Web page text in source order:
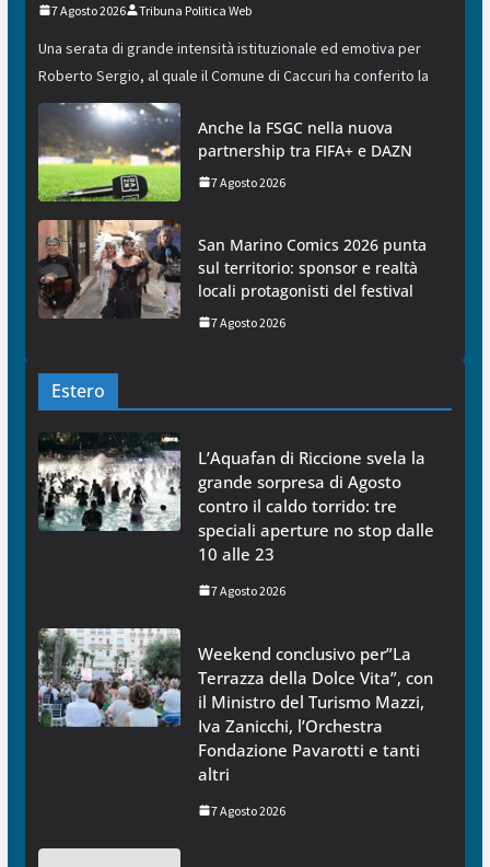
7 Agosto 2026 Tribuna Politica Web
Una serata di grande intensità istituzionale ed emotiva per
Roberto Sergio, al quale il Comune di Caccuri ha conferito la
Anche la FSGC nella nuova
partnership tra FIFA+ e DAZN
7 Agosto 2026
San Marino Comics 2026 punta
sul territorio: sponsor e realtà
locali protagonisti del festival
7 Agosto 2026
Estero
L’Aquafan di Riccione svela la
grande sorpresa di Agosto
contro il caldo torrido: tre
speciali aperture no stop dalle
10 alle 23
7 Agosto 2026
Weekend conclusivo per”La
Terrazza della Dolce Vita”, con
il Ministro del Turismo Mazzi,
Iva Zanicchi, l’Orchestra
Fondazione Pavarotti e tanti
altri
7 Agosto 2026